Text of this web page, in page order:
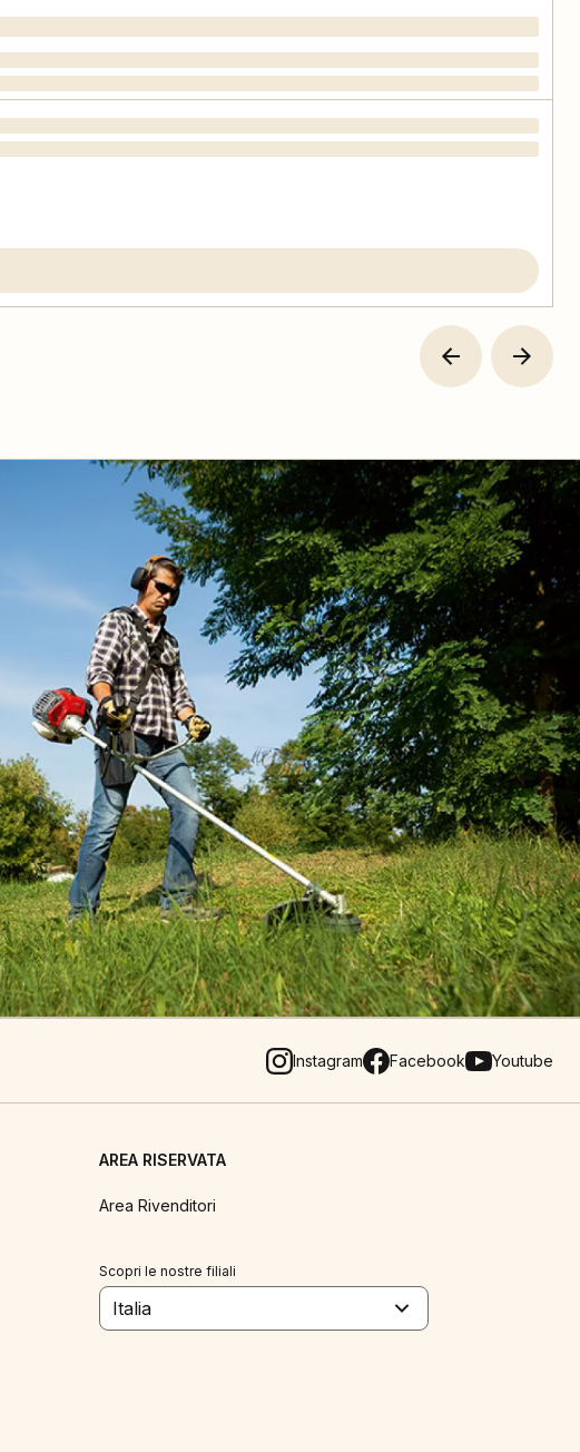
Instagram Facebook Youtube
AREA RISERVATA
Area Rivenditori
Scopri le nostre filiali
Italia